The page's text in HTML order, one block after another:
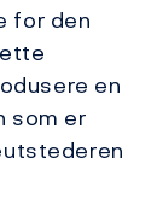
for den
en
som er